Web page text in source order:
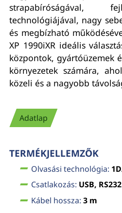
strapabíróságával,
technológiájával, nagy
és megbízható
XP 1990iXR ideális
központok, gyártóüzemek
környezetek számára,
közeli és a nagyobb
Adatlap
TERMÉKJELLEMZŐK
Olvasási technológia:
Csatlakozás: USB, RS232
Kábel hossza: 3 m